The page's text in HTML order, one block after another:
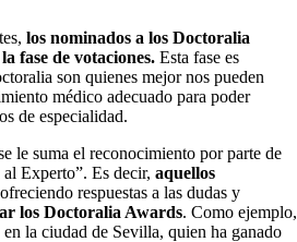
los nominados a los Doctoralia
fase de votaciones. Esta fase es
son quienes mejor nos pueden
médico adecuado para poder
de especialidad.
le suma el reconocimiento por parte de
Experto”. Es decir, aquellos
respuestas a las dudas y
los Doctoralia Awards. Como ejemplo,
la ciudad de Sevilla, quien ha ganado